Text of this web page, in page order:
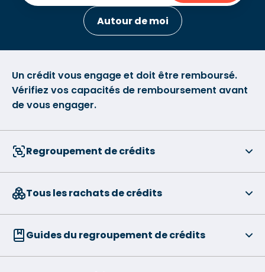
Autour de moi
Un crédit vous engage et doit être remboursé.
Vérifiez vos capacités de remboursement avant
de vous engager.
Regroupement de crédits
Tous les rachats de crédits
Guides du regroupement de crédits